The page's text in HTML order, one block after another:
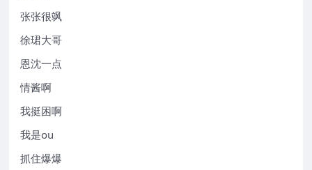
张张很飒
徐珺大哥
恩沈一点
情酱啊
我挺困啊
我是ou
抓住爆爆